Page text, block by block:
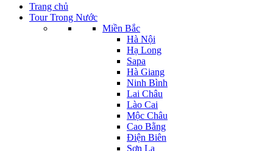
Trang chủ
Tour Trong Nước
Miền Bắc
Hà Nội
Hạ Long
Sapa
Hà Giang
Ninh Bình
Lai Châu
Lào Cai
Mộc Châu
Cao Bằng
Điện Biên
Sơn La